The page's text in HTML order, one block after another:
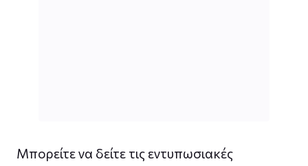
Μπορείτε να δείτε τις εντυπωσιακές